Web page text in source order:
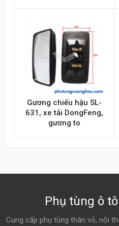
Gương chiếu hậu SL-
631, xe tải DongFeng,
gương to
Phụ tùng ô
Cung cấp phụ tùng thân vỏ, nội